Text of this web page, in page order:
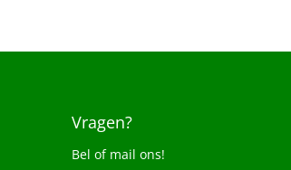
€18,95.€15,95.
Vragen?
Bel of mail ons!